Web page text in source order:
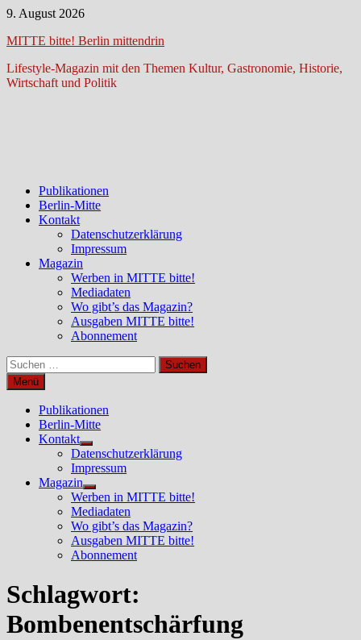
Zum
springen
9. August 2026
MITTE bitte! Berlin mittendrin
Lifestyle-Magazin mit den Themen Kultur, Gastronomie, Historie,
Wirtschaft und Politik
Publikationen
Berlin-Mitte
Kontakt
Datenschutzerklärung
Impressum
Magazin
Werben in MITTE bitte!
Mediadaten
Wo gibt’s das Magazin?
Ausgaben MITTE bitte!
Abonnement
Suchen
nach:
Menü
Publikationen
Berlin-Mitte
Kontakt
Untermenü
anzeigen
Datenschutzerklärung
Impressum
Magazin
Untermenü
anzeigen
Werben in MITTE bitte!
Mediadaten
Wo gibt’s das Magazin?
Ausgaben MITTE bitte!
Abonnement
Schlagwort:
Bombenentschärfung